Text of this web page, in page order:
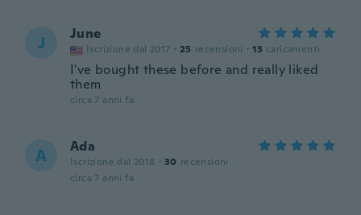
J June
Iscrizione dal 2017 · 25 recensioni · 13 caricamenti
I've bought these before and really liked
them
circa 7 anni fa
A Ada
Iscrizione dal 2018 · 30 recensioni
circa 7 anni fa